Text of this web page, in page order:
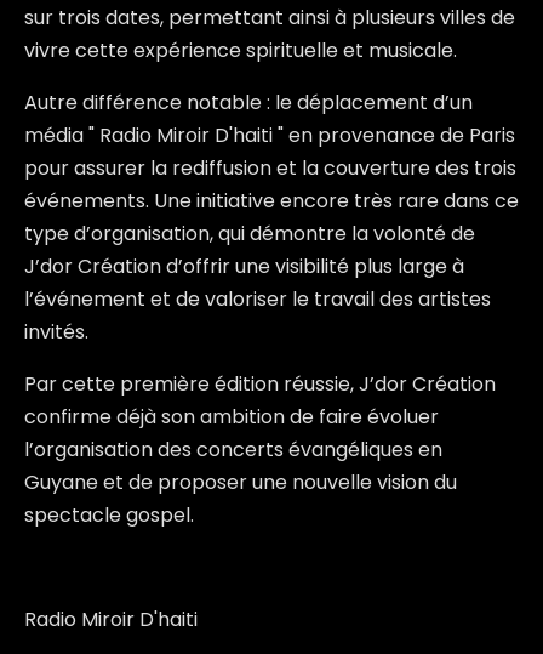
sur trois dates, permettant ainsi à plusieurs villes de
vivre cette expérience spirituelle et musicale.
Autre différence notable : le déplacement d’un
média " Radio Miroir D'haiti " en provenance de Paris
pour assurer la rediffusion et la couverture des trois
événements. Une initiative encore très rare dans ce
type d’organisation, qui démontre la volonté de
J’dor Création d’offrir une visibilité plus large à
l’événement et de valoriser le travail des artistes
invités.
Par cette première édition réussie,J’dor Création
confirme déjà son ambition de faire évoluer
l’organisation des concerts évangéliques en
Guyane et de proposer une nouvelle vision du
spectacle gospel.
Radio Miroir D'haiti